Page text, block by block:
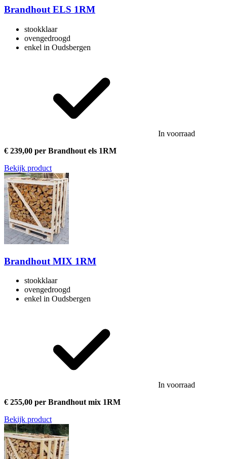
Brandhout ELS 1RM
stookklaar
ovengedroogd
enkel in Oudsbergen
In voorraad
€ 239,00 per Brandhout els 1RM
Bekijk product
Brandhout MIX 1RM
stookklaar
ovengedroogd
enkel in Oudsbergen
In voorraad
€ 255,00 per Brandhout mix 1RM
Bekijk product